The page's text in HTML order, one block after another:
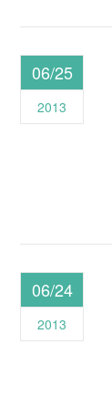
06/25
2013
06/24
2013